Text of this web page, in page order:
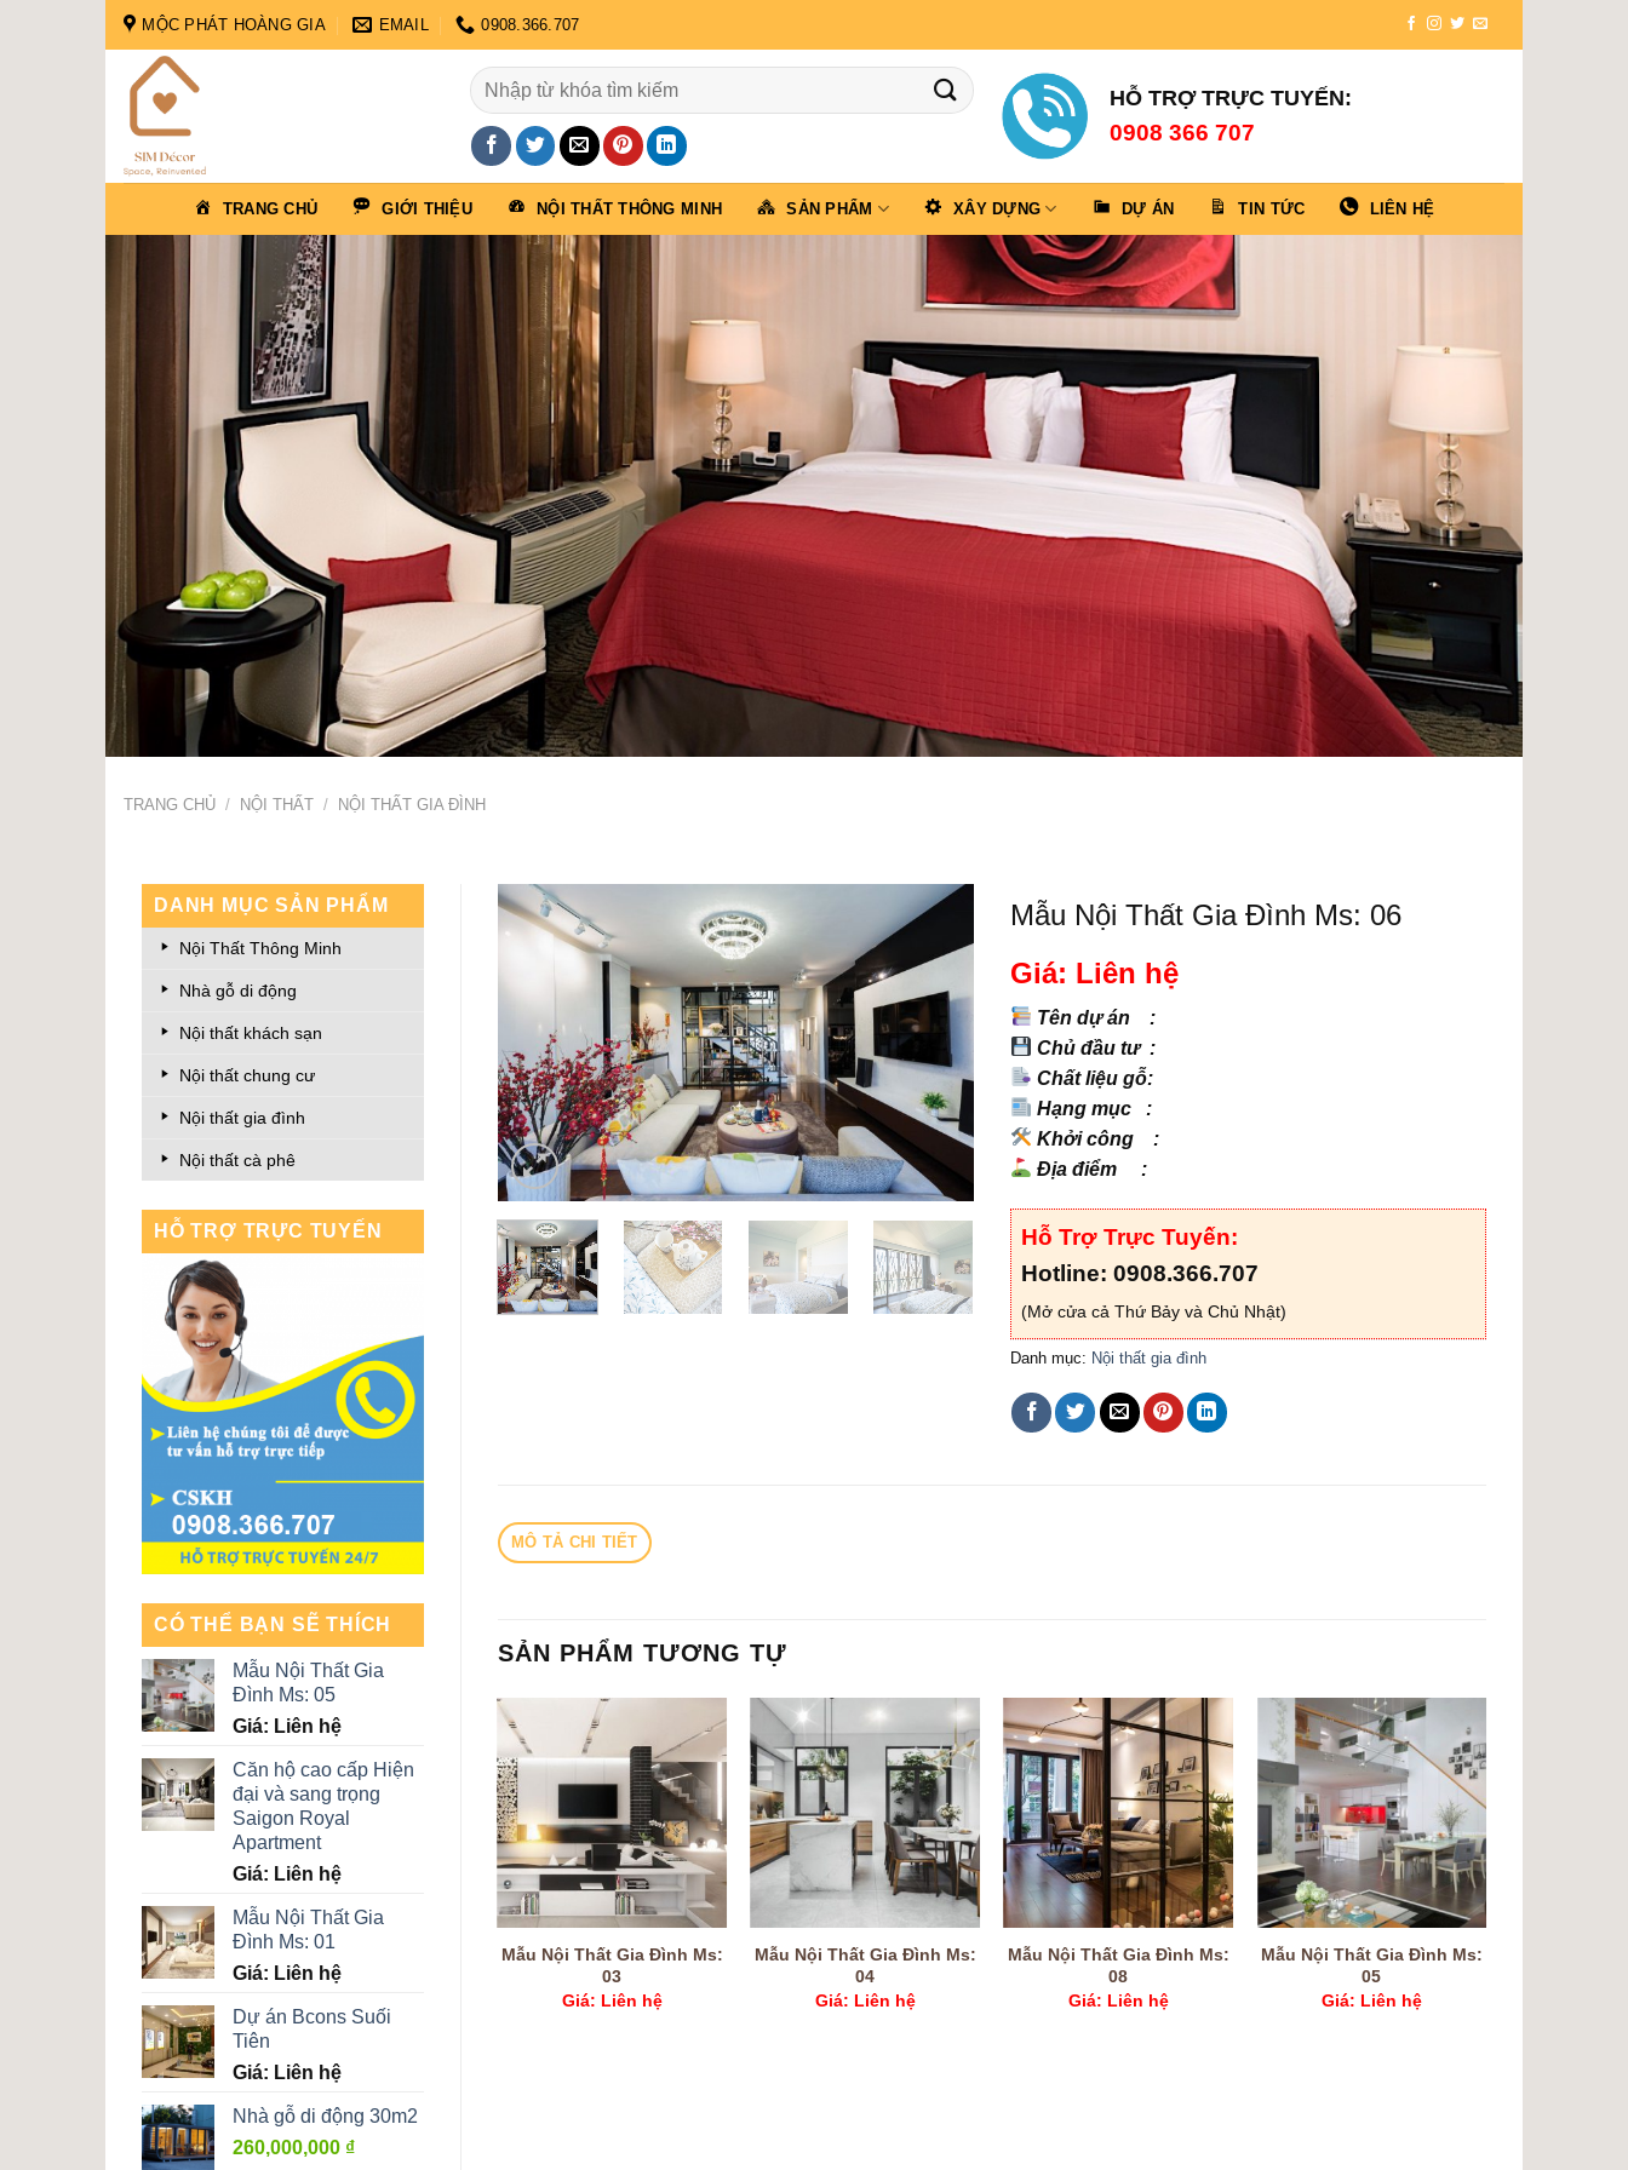
Skip
content
MỘC PHÁT HOÀNG GIA EMAIL 0908.366.707
Tìm
kiếm:
HỖ TRỢ TRỰC TUYẾN:
0908 366 707
TRANG CHỦ GIỚI THIỆU NỘI THẤT THÔNG MINH SẢN PHẨM XÂY DỰNG DỰ ÁN TIN TỨC LIÊN HỆ
TRANG CHỦ / NỘI THẤT / NỘI THẤT GIA ĐÌNH
DANH MỤC SẢN PHẨM
Nội Thất Thông Minh
Nhà gỗ di động
Nội thất khách sạn
Nội thất chung cư
Nội thất gia đình
Nội thất cà phê
HỖ TRỢ TRỰC TUYẾN
CÓ THỂ BẠN SẼ THÍCH
Mẫu Nội Thất Gia
Đình Ms: 05
Giá: Liên hệ
Căn hộ cao cấp Hiện
đại và sang trọng
Saigon Royal
Apartment
Giá: Liên hệ
Mẫu Nội Thất Gia
Đình Ms: 01
Giá: Liên hệ
Dự án Bcons Suối
Tiên
Giá: Liên hệ
Nhà gỗ di động 30m2
260,000,000 ₫
Mẫu Nội Thất Gia Đình Ms: 06
Giá: Liên hệ
Tên dự án :
Chủ đầu tư :
Chất liệu gỗ:
Hạng mục :
Khởi công :
Địa điểm :
Hỗ Trợ Trực Tuyến:
Hotline: 0908.366.707
(Mở cửa cả Thứ Bảy và Chủ Nhật)
Danh mục: Nội thất gia đình
MÔ TẢ CHI TIẾT
SẢN PHẨM TƯƠNG TỰ
Mẫu Nội Thất Gia Đình Ms:
03
Giá: Liên hệ
Mẫu Nội Thất Gia Đình Ms:
04
Giá: Liên hệ
Mẫu Nội Thất Gia Đình Ms:
08
Giá: Liên hệ
Mẫu Nội Thất Gia Đình Ms:
05
Giá: Liên hệ
Nội Thất Gia Đình Ms:
Giá: Liên hệ
Mẫu Nội Thất Gia Đình Ms: